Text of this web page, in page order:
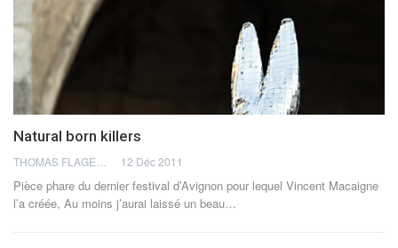
Natural born killers
12 Déc 2011
Pièce phare du dernier festival d’Avignon pour lequel Vincent Macaigne
l’a créée, Au moins j’aurai laissé un beau…